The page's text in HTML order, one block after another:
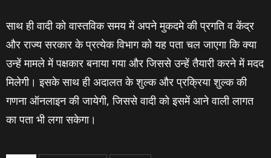
साथ ही वादी को वास्तविक समय में अपने मुकदमे की प्रगति व केंद्र
और राज्य सरकार के प्रत्येक विभाग को यह पता चल जाएगा कि क्या
उन्हें मामले में पक्षकार बनाया गया और जिससे उन्‍हें तैयारी करने में मदद
मिलेगी। इसके साथ ही अदालत के शुल्क और प्रक्रिया शुल्क की
गणना ऑनलाइन की जायेगी, जिससे वादी को इसमें आने वाली लागत
का पता भी लगा सकेगा।